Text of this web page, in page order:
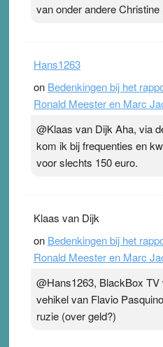
van onder andere Christine
Hans1263
on Bedenkingen bij het
Ronald Meester en Marc
@Klaas van Dijk Aha, via
kom ik bij frequenties en
voor slechts 150 euro.
Klaas van Dijk
on Bedenkingen bij het
Ronald Meester en Marc
@Hans1263, BlackBox
vehikel van Flavio
ruzie (over geld?)